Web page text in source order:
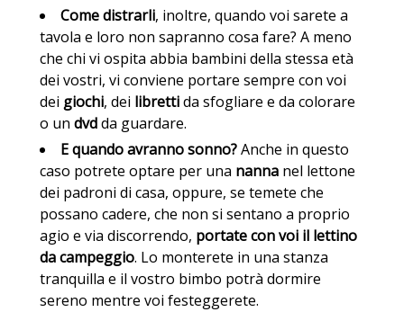
Come distrarli, inoltre, quando voi sarete a
tavola e loro non sapranno cosa fare? A meno
che chi vi ospita abbia bambini della stessa età
dei vostri, vi conviene portare sempre con voi
dei giochi, dei librettida sfogliare e da colorare
o un dvdda guardare.
E quando avranno sonno?Anche in questo
caso potrete optare per una nannanel lettone
dei padroni di casa, oppure, se temete che
possano cadere, che non si sentano a proprio
agio e via discorrendo, portate con voi il lettino
da campeggio. Lo monterete in una stanza
tranquilla e il vostro bimbo potrà dormire
sereno mentre voi festeggerete.